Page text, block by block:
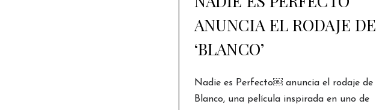
ANUNCIA EL RODAJE DE
‘BLANCO’
Nadie es Perfecto￼ anuncia el rodaje de
Blanco, una película inspirada en uno de